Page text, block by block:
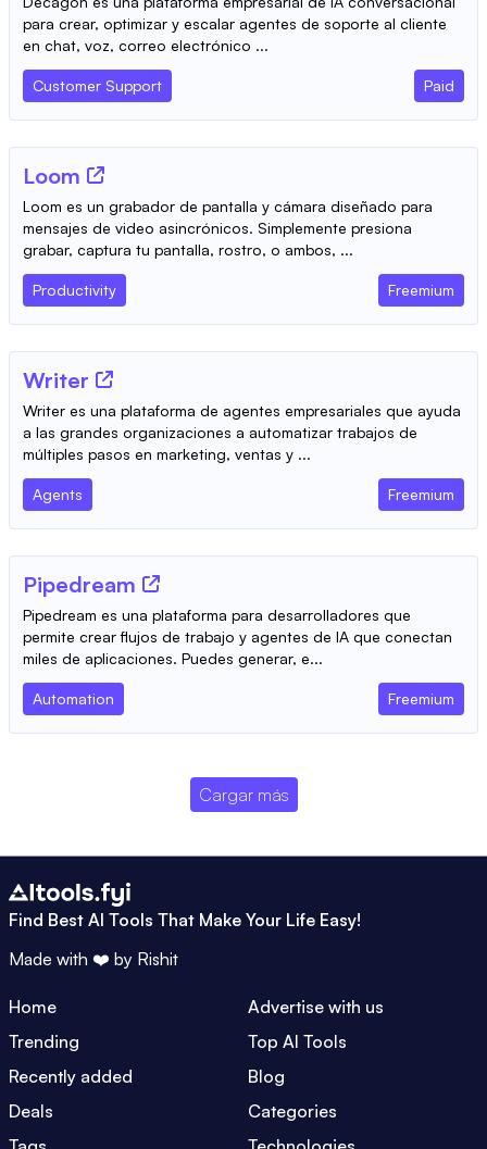
para crear, optimizar y escalar agentes de soporte al cliente
en chat, voz, correo electrónico ...
Customer Support Paid
Loom
Loom es un grabador de pantalla y cámara diseñado para
mensajes de video asincrónicos. Simplemente presiona
grabar, captura tu pantalla, rostro, o ambos, ...
Productivity Freemium
Writer
Writer es una plataforma de agentes empresariales que ayuda
a las grandes organizaciones a automatizar trabajos de
múltiples pasos en marketing, ventas y ...
Agents Freemium
Pipedream
Pipedream es una plataforma para desarrolladores que
permite crear flujos de trabajo y agentes de IA que conectan
miles de aplicaciones. Puedes generar, e...
Automation Freemium
Cargar más
Find Best AI Tools That Make Your Life Easy!
Made with ❤️ by Rishit
Home
Advertise with us
Trending
Top AI Tools
Recently added
Blog
Deals
Categories